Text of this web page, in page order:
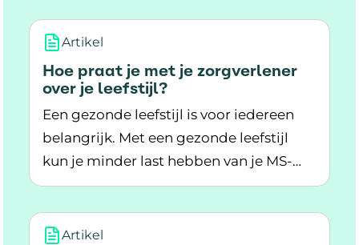
aan je leven. Hoe gaat dit bij jou?
Artikel
Hoe praat je met je zorgverlener
over je leefstijl?
Een gezonde leefstijl is voor iedereen
belangrijk. Met een gezonde leefstijl
kun je minder last hebben van je MS-
klachten. Hierdoor heeft MS minder
daarom over je leefstijl met je
Lees meer over Hoe praat je met je
Artikel